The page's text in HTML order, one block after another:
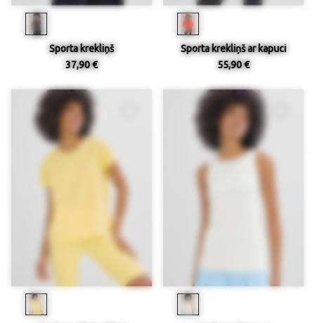
Sporta krekliņš
37,90 €
Sporta krekliņš ar kapuci
55,90 €